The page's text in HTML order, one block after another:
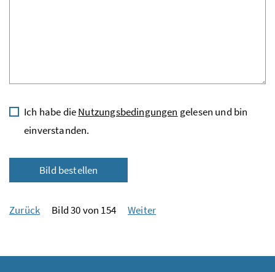
Ich habe dieNutzungsbedingungen gelesen und bin
einverstanden.
Bild bestellen
Zurück Bild 30 von 154 Weiter